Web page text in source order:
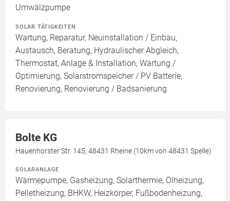
Umwälzpumpe
SOLAR TÄTIGKEITEN
Wartung, Reparatur, Neuinstallation / Einbau,
Austausch, Beratung, Hydraulischer Abgleich,
Thermostat, Anlage & Installation, Wartung /
Optimierung, Solarstromspeicher / PV Batterie,
Renovierung, Renovierung / Badsanierung
Bolte KG
Hauenhorster Str. 145, 48431 Rheine (10km von 48431 Spelle)
SOLARANLAGE
Wärmepumpe, Gasheizung, Solarthermie, Ölheizung,
Pelletheizung, BHKW, Heizkörper, Fußbodenheizung,